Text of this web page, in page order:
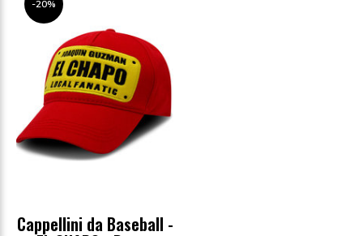
-20%
Cappellini da Baseball -